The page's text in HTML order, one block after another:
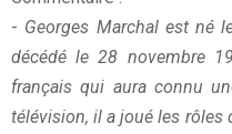
- Georges Marchal est né
décédé le 28 novembre
français qui aura connu
télévision, il a joué les rôles